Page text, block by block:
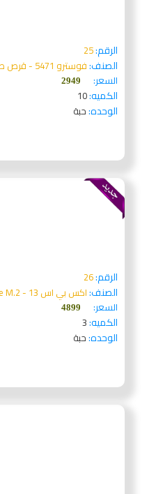
الرقم:25
الصنف:فوسترو 5471 - قرص صلب 1 تيرابايت - انتل كور i5
السعر:
2949
الكميه:10
الوحده:حبة
الرقم:26
الصنف:اكس بي اس 13 - PCIe NVMe M.2 - انتل كور i5
السعر:
4899
الكميه:3
الوحده:حبة